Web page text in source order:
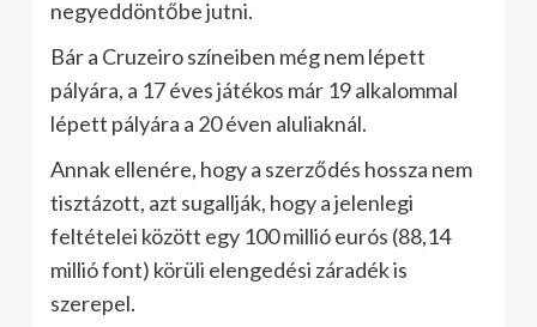
negyeddöntőbe jutni.
Bár a Cruzeiro színeiben még nem lépett
pályára, a 17 éves játékos már 19 alkalommal
lépett pályára a 20 éven aluliaknál.
Annak ellenére, hogy a szerződés hossza nem
tisztázott, azt sugallják, hogy a jelenlegi
feltételei között egy 100 millió eurós (88,14
millió font) körüli elengedési záradék is
szerepel.